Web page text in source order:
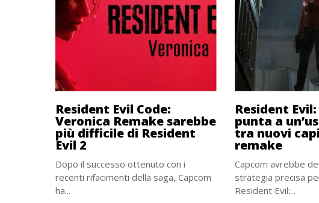
Resident Evil Code:
Veronica Remake sarebbe
più difficile di Resident
Evil 2
Dopo il successo ottenuto con i
recenti rifacimenti della saga, Capcom
ha...
Resident
punta a
tra nuovi
remake
Capcom avrebbe
strategia precisa
Resident Evil:...